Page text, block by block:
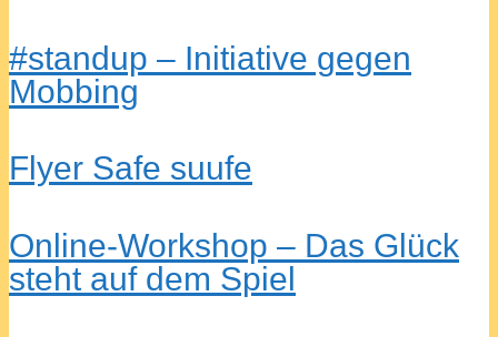
#standup – Initiative gegen
Mobbing
Flyer Safe suufe
Online-Workshop – Das Glück
steht auf dem Spiel